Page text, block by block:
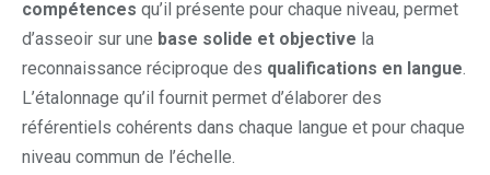
compétences qu’il présente pour chaque niveau, permet
d’asseoir sur une base solide et objective la
reconnaissance réciproque des qualifications en langue.
L’étalonnage qu’il fournit permet d’élaborer des
référentiels cohérents dans chaque langue et pour chaque
niveau commun de l’échelle.